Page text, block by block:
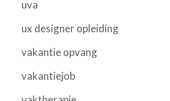
uva
ux designer opleiding
vakantie opvang
vakantiejob